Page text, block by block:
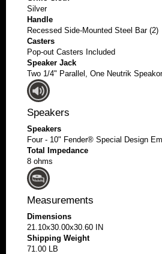
Silver
Handle
Recessed Side-Mounted Steel Bar (2)
Casters
Pop-out Casters Included
Speaker Jack
Two 1/4" Parallel, One Neutrik
Speakers
Speakers
Four - 10" Fender® Special Design
Total Impedance
8 ohms
Measurements
Dimensions
21.10x30.00x30.60 IN
Shipping Weight
71.00 LB